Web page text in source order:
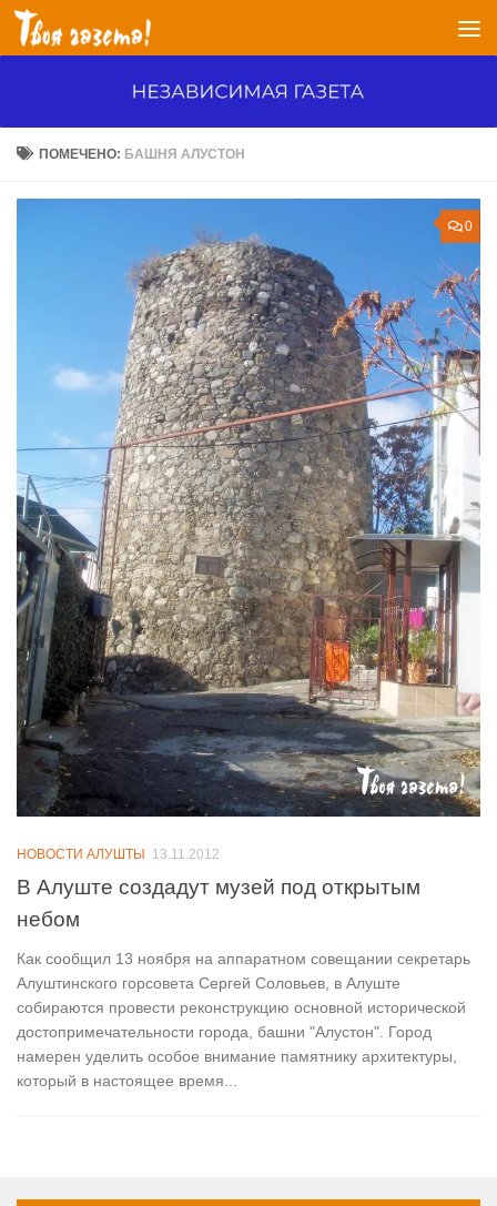
Перейти к содержимому
ПОМЕЧЕНО: БАШНЯ АЛУСТОН
0
НОВОСТИ АЛУШТЫ 13.11.2012
В Алуште создадут музей под открытым
небом
Как сообщил 13 ноября на аппаратном совещании секретарь
Алуштинского горсовета Сергей Соловьев, в Алуште
собираются провести реконструкцию основной исторической
достопримечательности города, башни "Алустон". Город
намерен уделить особое внимание памятнику архитектуры,
который в настоящее время...